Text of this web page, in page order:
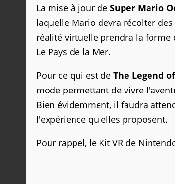
La mise à jour de Super Mario
laquelle Mario devra récolter
réalité virtuelle prendra la forme
Le Pays de la Mer.
Pour ce qui est de The Legend
mode permettant de vivre
Bien évidemment, il faudra
l'expérience qu'elles proposent.
Pour rappel, le Kit VR de